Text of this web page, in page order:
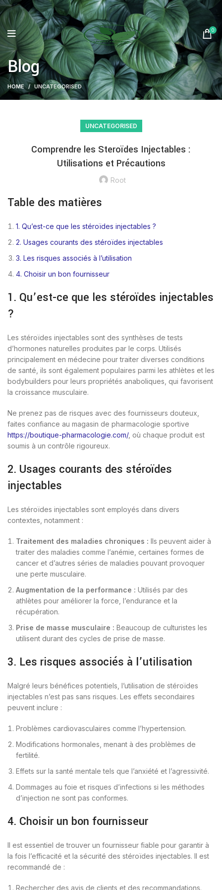
0
Blog
HOME UNCATEGORISED
UNCATEGORISED
Comprendre les Steroïdes Injectables :
Utilisations et Précautions
Root
Table des matières
1. Qu’est-ce que les stéroïdes injectables ?
2. Usages courants des stéroïdes injectables
3. Les risques associés à l’utilisation
4. Choisir un bon fournisseur
1. Qu’est-ce que les stéroïdes injectables
?
Les stéroïdes injectables sont des synthèses de tests
d’hormones naturelles produites par le corps. Utilisés
principalement en médecine pour traiter diverses conditions
de santé, ils sont également populaires parmi les athlètes et les
bodybuilders pour leurs propriétés anaboliques, qui favorisent
la croissance musculaire.
Ne prenez pas de risques avec des fournisseurs douteux,
faites confiance au magasin de pharmacologie sportive
https://boutique-pharmacologie.com/, où chaque produit est
soumis à un contrôle rigoureux.
2. Usages courants des stéroïdes
injectables
Les stéroïdes injectables sont employés dans divers
contextes, notamment :
Traitement des maladies chroniques : Ils peuvent aider à
traiter des maladies comme l’anémie, certaines formes de
cancer et d’autres séries de maladies pouvant provoquer
une perte musculaire.
Augmentation de la performance : Utilisés par des
athlètes pour améliorer la force, l’endurance et la
récupération.
Prise de masse musculaire : Beaucoup de culturistes les
utilisent durant des cycles de prise de masse.
3. Les risques associés à l’utilisation
Malgré leurs bénéfices potentiels, l’utilisation de stéroïdes
injectables n’est pas sans risques. Les effets secondaires
peuvent inclure :
Problèmes cardiovasculaires comme l’hypertension.
Modifications hormonales, menant à des problèmes de
fertilité.
Effets sur la santé mentale tels que l’anxiété et l’agressivité.
Dommages au foie et risques d’infections si les méthodes
d’injection ne sont pas conformes.
4. Choisir un bon fournisseur
Il est essentiel de trouver un fournisseur fiable pour garantir à
la fois l’efficacité et la sécurité des stéroïdes injectables. Il est
recommandé de :
Rechercher des avis de clients et des recommandations.